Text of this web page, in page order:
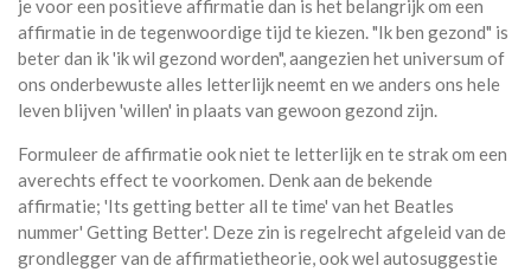
je voor een positieve affirmatie dan is het belangrijk om een
affirmatie in de tegenwoordige tijd te kiezen. "Ik ben gezond" is
beter dan ik 'ik wil gezond worden", aangezien het universum of
ons onderbewuste alles letterlijk neemt en we anders ons hele
leven blijven 'willen' in plaats van gewoon gezond zijn.
Formuleer de affirmatie ook niet te letterlijk en te strak om een
averechts effect te voorkomen. Denk aan de bekende
affirmatie; 'Its getting better all te time' van het Beatles
nummer' Getting Better'. Deze zin is regelrecht afgeleid van de
grondlegger van de affirmatietheorie, ook wel autosuggestie